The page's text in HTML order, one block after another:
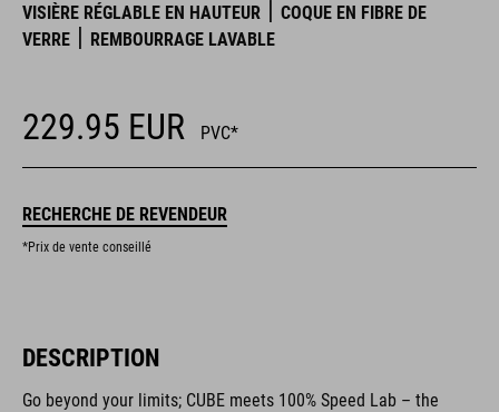
VISIÈRE RÉGLABLE EN HAUTEUR
COQUE EN FIBRE DE
VERRE
REMBOURRAGE LAVABLE
229.95 EUR PVC*
RECHERCHE DE REVENDEUR
*Prix de vente conseillé
DESCRIPTION
Go beyond your limits; CUBE meets 100% Speed Lab – the